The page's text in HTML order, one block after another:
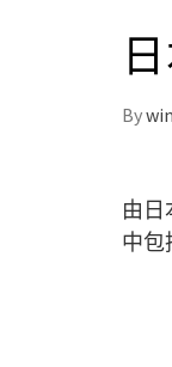
By
由
中包